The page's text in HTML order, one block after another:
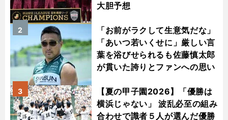
大胆予想
「お前がラクして生意気だな」
「あいつ若いくせに」厳しい言
葉を浴びせられるも佐藤慎太郎
が貫いた誇りとファンへの思い
2
【夏の甲子園2026】「優勝は
横浜じゃない」 波乱必至の組み
合わせで識者５人が選んだ優勝
3